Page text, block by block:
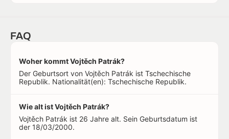
FAQ
Woher kommt Vojtěch Patrák?
Der Geburtsort von Vojtěch Patrák ist Tschechische
Republik. Nationalität(en): Tschechische Republik.
Wie alt ist Vojtěch Patrák?
Vojtěch Patrák ist 26 Jahre alt. Sein Geburtsdatum ist
der 18/03/2000.